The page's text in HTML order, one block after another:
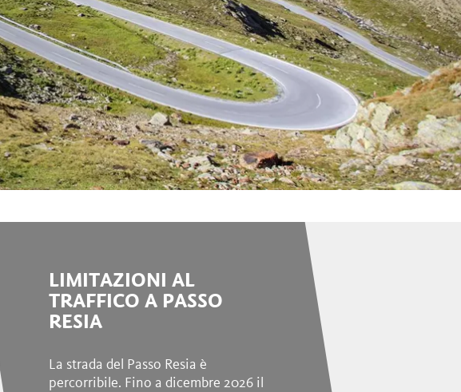
LIMITAZIONI AL
TRAFFICO A PASSO
RESIA
La strada del Passo Resia è
percorribile. Fino a dicembre 2026 il